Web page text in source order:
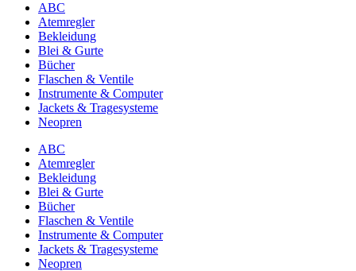
ABC
Atemregler
Bekleidung
Blei & Gurte
Bücher
Flaschen & Ventile
Instrumente & Computer
Jackets & Tragesysteme
Neopren
ABC
Atemregler
Bekleidung
Blei & Gurte
Bücher
Flaschen & Ventile
Instrumente & Computer
Jackets & Tragesysteme
Neopren